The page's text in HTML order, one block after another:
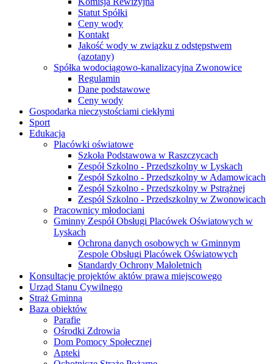
Statut Spółki
Ceny wody
Kontakt
Jakość wody w związku z odstępstwem
(azotany)
Spółka wodociągowo-kanalizacyjna Zwonowice
Regulamin
Dane podstawowe
Ceny wody
Gospodarka nieczystościami ciekłymi
Sport
Edukacja
Placówki oświatowe
Szkoła Podstawowa w Raszczycach
Zespół Szkolno - Przedszkolny w Lyskach
Zespół Szkolno - Przedszkolny w Adamowicach
Zespół Szkolno - Przedszkolny w Pstrążnej
Zespół Szkolno - Przedszkolny w Zwonowicach
Pracownicy młodociani
Gminny Zespół Obsługi Placówek Oświatowych w
Lyskach
Ochrona danych osobowych w Gminnym
Zespole Obsługi Placówek Oświatowych
Standardy Ochrony Małoletnich
Konsultacje projektów aktów prawa miejscowego
Urząd Stanu Cywilnego
Straż Gminna
Baza obiektów
Parafie
Ośrodki Zdrowia
Dom Pomocy Społecznej
Apteki